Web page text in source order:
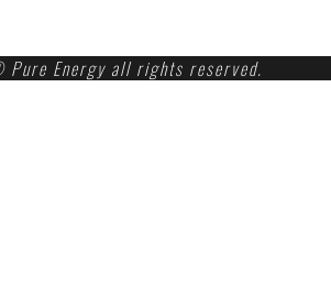
Energy all rights reserved.